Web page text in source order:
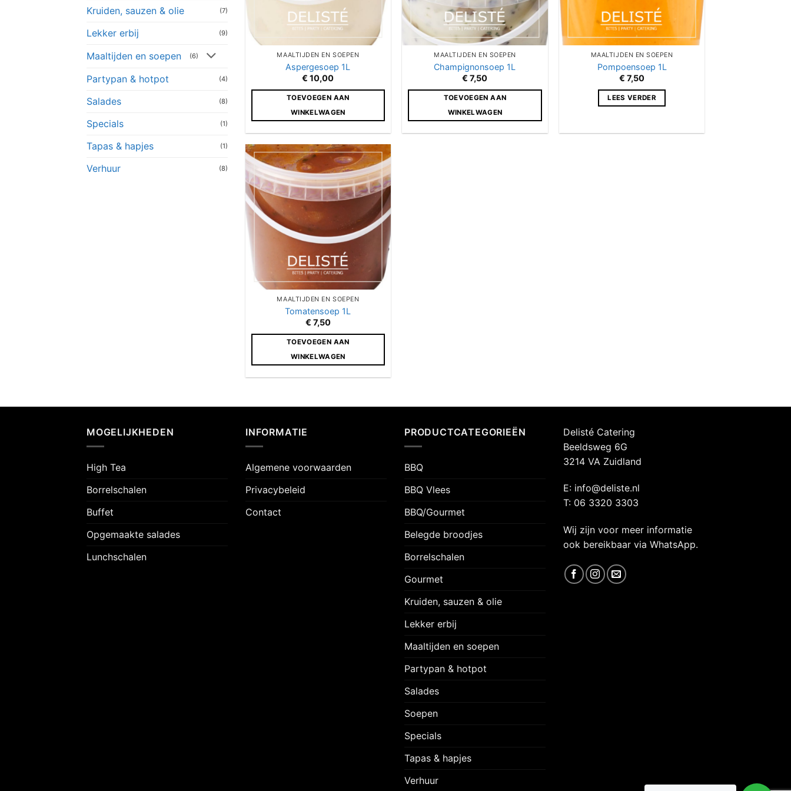
Kruiden, sauzen & olie (7)
Lekker erbij (9)
Maaltijden en soepen (6)
Partypan & hotpot (4)
Salades (8)
Specials (1)
Tapas & hapjes (1)
Verhuur (8)
MAALTIJDEN EN SOEPEN
Aspergesoep 1L
€ 10,00
TOEVOEGEN AAN
WINKELWAGEN
MAALTIJDEN EN SOEPEN
Champignonsoep 1L
€ 7,50
TOEVOEGEN AAN
WINKELWAGEN
MAALTIJDEN EN SOEPEN
Pompoensoep 1L
€ 7,50
LEES VERDER
MAALTIJDEN EN SOEPEN
Tomatensoep 1L
€ 7,50
TOEVOEGEN AAN
WINKELWAGEN
MOGELIJKHEDEN
High Tea
Borrelschalen
Buffet
Opgemaakte salades
Lunchschalen
INFORMATIE
Algemene voorwaarden
Privacybeleid
Contact
PRODUCTCATEGORIEËN
BBQ
BBQ Vlees
BBQ/Gourmet
Belegde broodjes
Borrelschalen
Gourmet
Kruiden, sauzen & olie
Lekker erbij
Maaltijden en soepen
Partypan & hotpot
Salades
Soepen
Specials
Tapas & hapjes
Verhuur
Delisté Catering
Beeldsweg 6G
3214 VA Zuidland
E: info@deliste.nl
T: 06 3320 3303
Wij zijn voor meer informatie
ook bereikbaar via WhatsApp.